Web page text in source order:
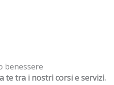
benessere
te tra i nostri corsi e servizi.